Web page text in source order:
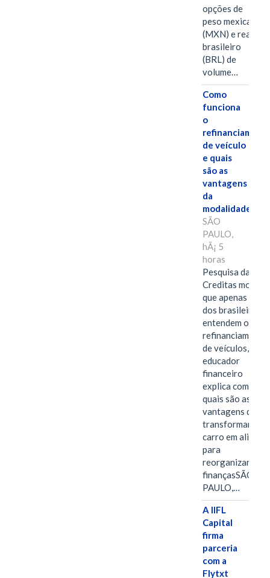
opções de
peso mexicano
(MXN) e real
brasileiro
(BRL) de
volume…
Como
funciona
o
de veículo
e quais
são as
vantagens
da
modalidade?
SÃO
PAULO,
hÃ¡ 5
horas
Pesquisa da
Creditas mostra
que apenas 28%
dos brasileiros
entendem o
refinanciamento
de veículos,
educador
financeiro
explica como e
quais são as
vantagens de
transformar o
carro em aliado
para
reorganizar as
finançasSÃO
PAULO,…
A IIFL
Capital
firma
parceria
com a
Flytxt